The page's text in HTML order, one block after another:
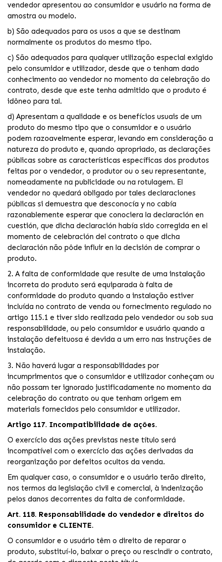
vendedor apresentou ao consumidor e usuário na forma de
amostra ou modelo.
b) São adequados para os usos a que se destinam
normalmente os produtos do mesmo tipo.
c) São adequados para qualquer utilização especial exigido
pelo consumidor e utilizador, desde que o tenham dado
conhecimento ao vendedor no momento da celebração do
contrato, desde que este tenha admitido que o produto é
idôneo para tal.
d) Apresentam a qualidade e os benefícios usuais de um
produto do mesmo tipo que o consumidor e o usuário
podem razoavelmente esperar, levando em consideração a
natureza do produto e, quando apropriado, as declarações
públicas sobre as características específicas dos produtos
feitas por o vendedor, o produtor ou o seu representante,
nomeadamente na publicidade ou na rotulagem. El
vendedor no quedará obligado por tales declaraciones
públicas si demuestra que desconocía y no cabía
razonablemente esperar que conociera la declaración en
cuestión, que dicha declaración había sido corregida en el
momento de celebración del contrato o que dicha
declaración não pôde influir en la decisión de comprar o
produto.
2. A falta de conformidade que resulte de uma instalação
incorreta do produto será equiparada à falta de
conformidade do produto quando a instalação estiver
incluída no contrato de venda ou fornecimento regulado no
artigo 115.1 e tiver sido realizada pelo vendedor ou sob sua
responsabilidade, ou pelo consumidor e usuário quando a
instalação defeituosa é devida a um erro nas instruções de
instalação.
3. Não haverá lugar a responsabilidades por
incumprimentos que o consumidor e utilizador conheçam ou
não possam ter ignorado justificadamente no momento da
celebração do contrato ou que tenham origem em
materiais fornecidos pelo consumidor e utilizador.
Artigo 117. Incompatibilidade de ações.
O exercício das ações previstas neste título será
incompatível com o exercício das ações derivadas da
reorganização por defeitos ocultos da venda.
Em qualquer caso, o consumidor e o usuário terão direito,
nos termos da legislação civil e comercial, à indenização
pelos danos decorrentes da falta de conformidade.
Art. 118. Responsabilidade do vendedor e direitos do
consumidor e CLIENTE.
O consumidor e o usuário têm o direito de reparar o
produto, substituí-lo, baixar o preço ou rescindir o contrato,